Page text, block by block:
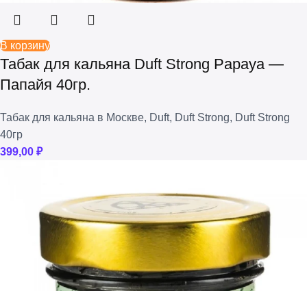
В корзину
Табак для кальяна Duft Strong Papaya —
Папайя 40гр.
Табак для кальяна в Москве, Duft, Duft Strong, Duft Strong
40гр
399,00 ₽